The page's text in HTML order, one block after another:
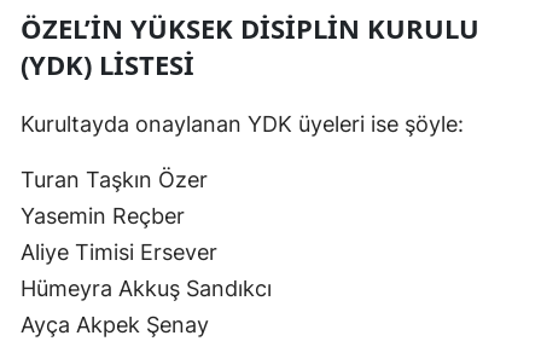
ÖZEL’IN YÜKSEK DISIPLIN KURULU
(YDK) LISTESI
Kurultayda onaylanan YDK üyeleri ise şöyle:
Turan Taşkın Özer
Yasemin Reçber
Aliye Timisi Ersever
Hümeyra Akkuş Sandıkcı
Ayça Akpek Şenay